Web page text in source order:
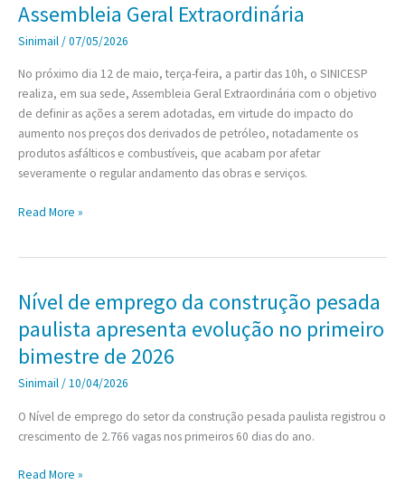
Assembleia Geral Extraordinária
Sinimail/07/05/2026
No próximo dia 12 de maio, terça-feira, a partir das 10h, o SINICESP
realiza, em sua sede, Assembleia Geral Extraordinária com o objetivo
de definir as ações a serem adotadas, em virtude do impacto do
aumento nos preços dos derivados de petróleo, notadamente os
produtos asfálticos e combustíveis, que acabam por afetar
severamente o regular andamento das obras e serviços.
Assembleia
Read More »
Nível de emprego da construção pesada
paulista apresenta evolução no primeiro
bimestre de 2026
Sinimail/10/04/2026
O Nível de emprego do setor da construção pesada paulista registrou o
crescimento de 2.766 vagas nos primeiros 60 dias do ano.
Nível
Read More »